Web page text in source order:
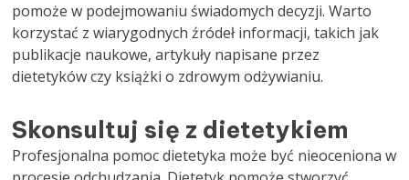
pomoże w podejmowaniu świadomych decyzji. Warto
korzystać z wiarygodnych źródeł informacji, takich jak
publikacje naukowe, artykuły napisane przez
dietetyków czy książki o zdrowym odżywianiu.
Skonsultuj się z dietetykiem
Profesjonalna pomoc dietetyka może być nieoceniona w